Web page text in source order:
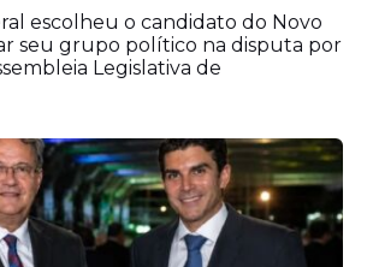
escolheu o candidato do Novo
seu grupo político na disputa por
Legislativa de